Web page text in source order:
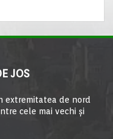
JOS
extremitatea de nord
cele mai vechi şi